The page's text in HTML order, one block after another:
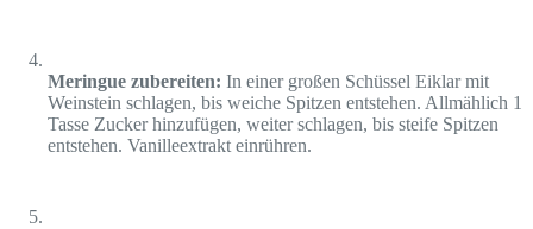
Meringue zubereiten: In einer großen Schüssel Eiklar mit
Weinstein schlagen, bis weiche Spitzen entstehen. Allmählich 1
Tasse Zucker hinzufügen, weiter schlagen, bis steife Spitzen
entstehen. Vanilleextrakt einrühren.